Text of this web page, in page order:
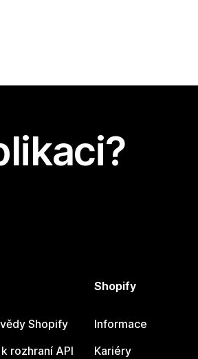
Shopify
rozhraní API
Shopify
Informace
Kariéry